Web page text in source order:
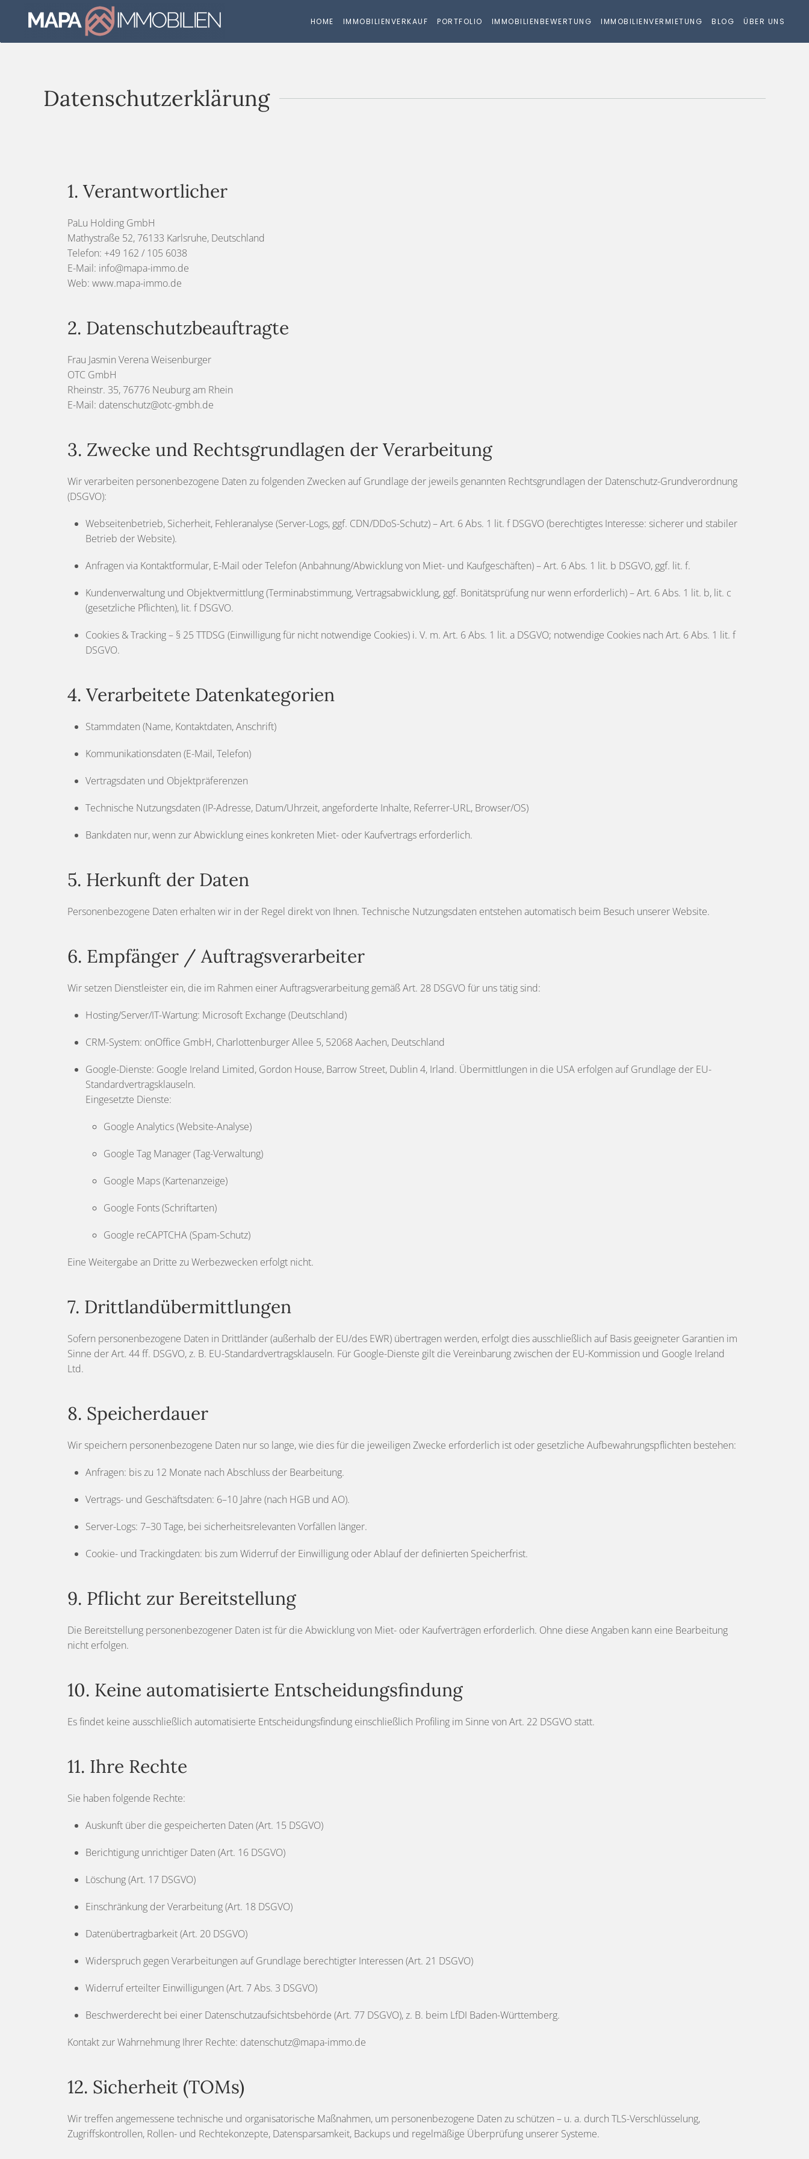
Skip to main content
HOME IMMOBILIENVERKAUF PORTFOLIO IMMOBILIENBEWERTUNG IMMOBILIENVERMIETUNG BLOG ÜBER UNS
Datenschutzerklärung
1. Verantwortlicher
PaLu Holding GmbH
Mathystraße 52, 76133 Karlsruhe, Deutschland
Telefon: +49 162 / 105 6038
E-Mail: info@mapa-immo.de
Web: www.mapa-immo.de
2. Datenschutzbeauftragte
Frau Jasmin Verena Weisenburger
OTC GmbH
Rheinstr. 35, 76776 Neuburg am Rhein
E-Mail: datenschutz@otc-gmbh.de
3. Zwecke und Rechtsgrundlagen der Verarbeitung
Wir verarbeiten personenbezogene Daten zu folgenden Zwecken auf Grundlage der jeweils genannten Rechtsgrundlagen der Datenschutz-Grundverordnung
(DSGVO):
Webseitenbetrieb, Sicherheit, Fehleranalyse (Server-Logs, ggf. CDN/DDoS-Schutz) – Art. 6 Abs. 1 lit. f DSGVO (berechtigtes Interesse: sicherer und stabiler
Betrieb der Website).
Anfragen via Kontaktformular, E-Mail oder Telefon (Anbahnung/Abwicklung von Miet- und Kaufgeschäften) – Art. 6 Abs. 1 lit. b DSGVO, ggf. lit. f.
Kundenverwaltung und Objektvermittlung (Terminabstimmung, Vertragsabwicklung, ggf. Bonitätsprüfung nur wenn erforderlich) – Art. 6 Abs. 1 lit. b, lit. c
(gesetzliche Pflichten), lit. f DSGVO.
Cookies & Tracking – § 25 TTDSG (Einwilligung für nicht notwendige Cookies) i. V. m. Art. 6 Abs. 1 lit. a DSGVO; notwendige Cookies nach Art. 6 Abs. 1 lit. f
DSGVO.
4. Verarbeitete Datenkategorien
Stammdaten (Name, Kontaktdaten, Anschrift)
Kommunikationsdaten (E-Mail, Telefon)
Vertragsdaten und Objektpräferenzen
Technische Nutzungsdaten (IP-Adresse, Datum/Uhrzeit, angeforderte Inhalte, Referrer-URL, Browser/OS)
Bankdaten nur, wenn zur Abwicklung eines konkreten Miet- oder Kaufvertrags erforderlich.
5. Herkunft der Daten
Personenbezogene Daten erhalten wir in der Regel direkt von Ihnen. Technische Nutzungsdaten entstehen automatisch beim Besuch unserer Website.
6. Empfänger / Auftragsverarbeiter
Wir setzen Dienstleister ein, die im Rahmen einer Auftragsverarbeitung gemäß Art. 28 DSGVO für uns tätig sind:
Hosting/Server/IT-Wartung: Microsoft Exchange (Deutschland)
CRM-System: onOffice GmbH, Charlottenburger Allee 5, 52068 Aachen, Deutschland
Google-Dienste: Google Ireland Limited, Gordon House, Barrow Street, Dublin 4, Irland. Übermittlungen in die USA erfolgen auf Grundlage der EU-
Standardvertragsklauseln.
Eingesetzte Dienste:
Google Analytics (Website-Analyse)
Google Tag Manager (Tag-Verwaltung)
Google Maps (Kartenanzeige)
Google Fonts (Schriftarten)
Google reCAPTCHA (Spam-Schutz)
Eine Weitergabe an Dritte zu Werbezwecken erfolgt nicht.
7. Drittlandübermittlungen
Sofern personenbezogene Daten in Drittländer (außerhalb der EU/des EWR) übertragen werden, erfolgt dies ausschließlich auf Basis geeigneter Garantien im
Sinne der Art. 44 ff. DSGVO, z. B. EU-Standardvertragsklauseln. Für Google-Dienste gilt die Vereinbarung zwischen der EU-Kommission und Google Ireland
Ltd.
8. Speicherdauer
Wir speichern personenbezogene Daten nur so lange, wie dies für die jeweiligen Zwecke erforderlich ist oder gesetzliche Aufbewahrungspflichten bestehen:
Anfragen: bis zu 12 Monate nach Abschluss der Bearbeitung.
Vertrags- und Geschäftsdaten: 6–10 Jahre (nach HGB und AO).
Server-Logs: 7–30 Tage, bei sicherheitsrelevanten Vorfällen länger.
Cookie- und Trackingdaten: bis zum Widerruf der Einwilligung oder Ablauf der definierten Speicherfrist.
9. Pflicht zur Bereitstellung
Die Bereitstellung personenbezogener Daten ist für die Abwicklung von Miet- oder Kaufverträgen erforderlich. Ohne diese Angaben kann eine Bearbeitung
nicht erfolgen.
10. Keine automatisierte Entscheidungsfindung
Es findet keine ausschließlich automatisierte Entscheidungsfindung einschließlich Profiling im Sinne von Art. 22 DSGVO statt.
11. Ihre Rechte
Sie haben folgende Rechte:
Auskunft über die gespeicherten Daten (Art. 15 DSGVO)
Berichtigung unrichtiger Daten (Art. 16 DSGVO)
Löschung (Art. 17 DSGVO)
Einschränkung der Verarbeitung (Art. 18 DSGVO)
Datenübertragbarkeit (Art. 20 DSGVO)
Widerspruch gegen Verarbeitungen auf Grundlage berechtigter Interessen (Art. 21 DSGVO)
Widerruf erteilter Einwilligungen (Art. 7 Abs. 3 DSGVO)
Beschwerderecht bei einer Datenschutzaufsichtsbehörde (Art. 77 DSGVO), z. B. beim LfDI Baden-Württemberg.
Kontakt zur Wahrnehmung Ihrer Rechte: datenschutz@mapa-immo.de
12. Sicherheit (TOMs)
Wir treffen angemessene technische und organisatorische Maßnahmen, um personenbezogene Daten zu schützen – u. a. durch TLS-Verschlüsselung,
Zugriffskontrollen, Rollen- und Rechtekonzepte, Datensparsamkeit, Backups und regelmäßige Überprüfung unserer Systeme.